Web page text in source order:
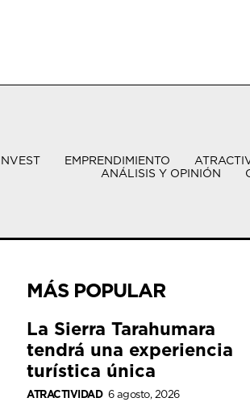
EMPRENDIMIENTO
ANÁLISIS Y OPINIÓN
MÁS POPULAR
La Sierra Tarahumara
tendrá una experiencia
turística única
ATRACTIVIDAD 6 agosto, 2026